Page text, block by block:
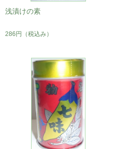
浅漬けの素
286円 （税込み）